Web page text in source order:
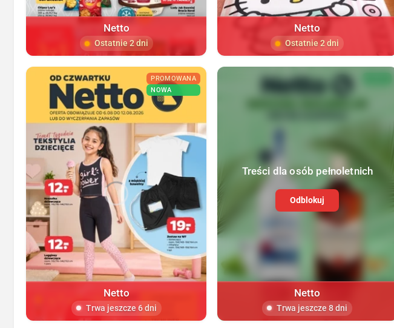
Netto
Ostatnie 2 dni
Netto
Ostatnie 2 dni
PROMOWANA
NOWA
Netto
Trwa jeszcze 6 dni
Treści dla osób pełnoletnich
Odblokuj
Netto
Trwa jeszcze 8 dni